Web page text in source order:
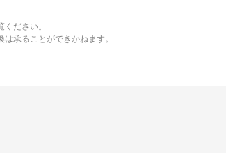
ださい。
承ることができかねます。